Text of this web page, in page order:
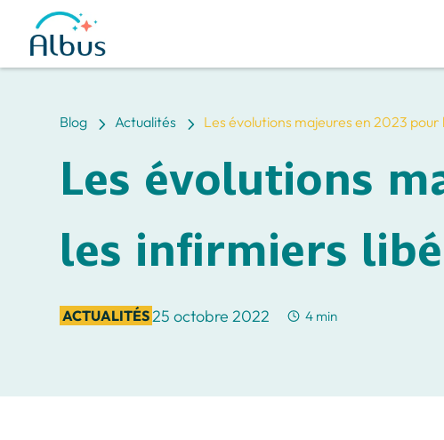
Blog 5 Actualités 5 Les évolutions majeures en 2023
Les évolutions
les infirmiers
ACTUALITÉS25 octobre 2022 4 min